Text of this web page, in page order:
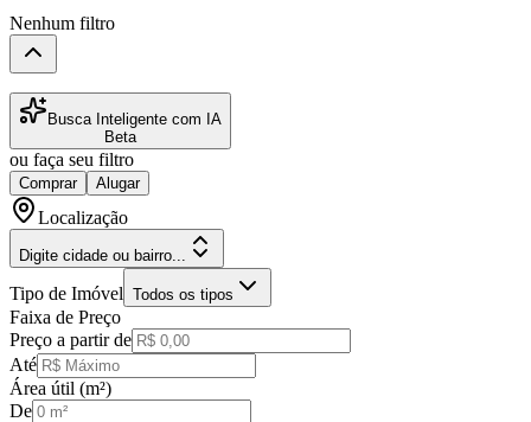
Nenhum filtro
Busca Inteligente com IA
Beta
ou faça seu filtro
Comprar Alugar
Localização
Digite cidade ou bairro...
Tipo de Imóvel Todos os tipos
Faixa de Preço
Preço a partir de
Até
Área útil (m²)
De